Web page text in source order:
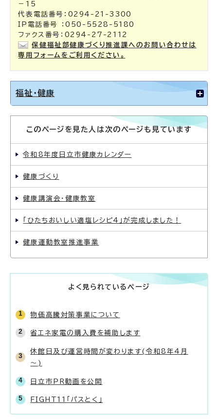
－15
代表電話番号：0294-21-3300
IP電話番号 ：050-5528-5180
ファクス番号：0294-27-2112
保健福祉部健康づくり推進課へのお問い合わせは
専用フォームをご利用ください。
福祉・健康
このページを見た人は次のページも見ています
令和8年度日立市健康カレンダー
健康づくり
健康講演会・健康教室
「ひたちおいしい適塩レシピ4」が完成しました！
健康運動教室推進事業
よく見られているページ
物価高騰対策事業について
省エネ家電の購入費を補助します
休館日及び運営時間が変わります(令和8年4月
～)
日立市PR動画を公開
FIGHT11「パスとく」